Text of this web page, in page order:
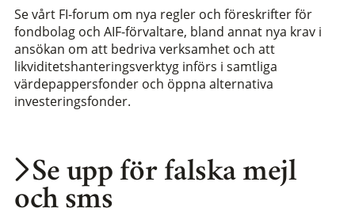
Se upp för falska mejl
och sms
Se vårt FI-forum om nya regler och föreskrifter för
fondbolag och AIF-förvaltare, bland annat nya krav i
ansökan om att bedriva verksamhet och att
likviditetshanteringsverktyg införs i samtliga
värdepappersfonder och öppna alternativa
investeringsfonder.